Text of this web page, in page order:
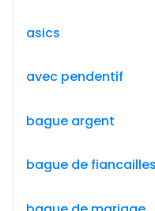
asics
avec pendentif
bague argent
bague de fiancailles